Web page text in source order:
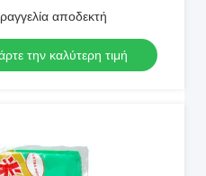
αποδεκτή
την καλύτερη τιμή